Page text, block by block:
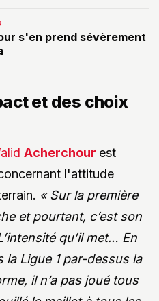
s'en prend sévèrement
et des choix
Acherchour est
l'attitude
« Sur la première
et pourtant, c’est son
qu’il met… En
la Ligue 1 par-dessus la
il n’a pas joué tous